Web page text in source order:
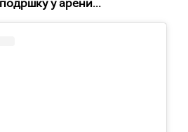
у арени...